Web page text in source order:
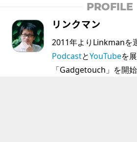
PROFILE
リンクマン
2011年よりLinkmanを
PodcastとYouTubeを
「Gadgetouch」を開始